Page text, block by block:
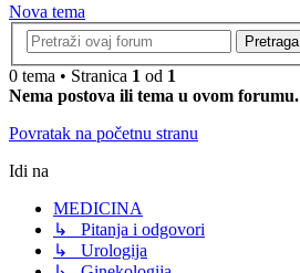
Nova tema
Pretraga
0 tema • Stranica 1 od 1
Nema postova ili tema u ovom forumu.
Povratak na početnu stranu
Idi na
MEDICINA
↳ Pitanja i odgovori
↳ Urologija